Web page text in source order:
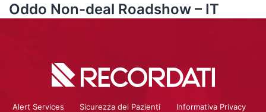
Oddo Non-deal Roadshow – IT
Alert Services Sicurezza dei Pazienti
Informativa Privacy